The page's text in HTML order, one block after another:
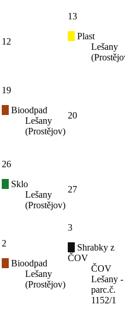
12
13
Plast
Lešany
19
Bioodpad
Lešany
(Prostějov)
20
26
Sklo
Lešany
(Prostějov)
27
2
Bioodpad
Lešany
(Prostějov)
3
Shrabky z
ČOV
ČOV
Lešany -
parc.č.
1152/1